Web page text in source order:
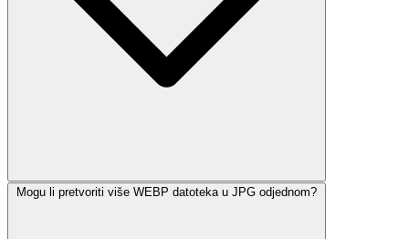
Mogu li pretvoriti više WEBP datoteka u JPG odjednom?